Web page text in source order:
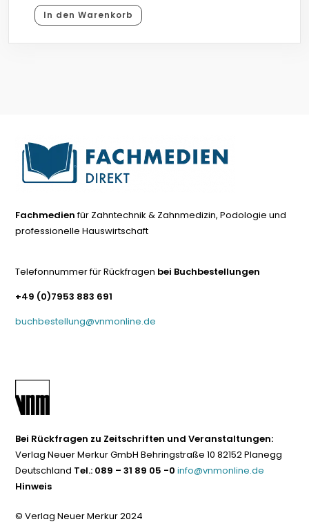
In den Warenkorb
Fachmedienfür Zahntechnik & Zahnmedizin, Podologie und
professionelle Hauswirtschaft
Telefonnummer für Rückfragen bei Buchbestellungen
+49 (0)7953 883 691
buchbestellung@vnmonline.de
Bei Rückfragen zu Zeitschriften und Veranstaltungen:
Verlag Neuer Merkur GmbH Behringstraße 10 82152 Planegg
Deutschland Tel.: 089 – 31 89 05 -0 info@vnmonline.de
Hinweis
© Verlag Neuer Merkur 2024